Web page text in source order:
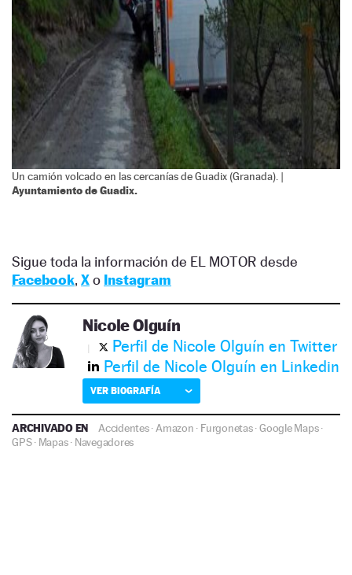
Un camión volcado en las cercanías de Guadix (Granada). |
Ayuntamiento de Guadix.
Sigue toda la información de EL MOTOR desde
Facebook, Xo Instagram
Nicole Olguín
Perfil de Nicole Olguín en Twitter
Perfil de Nicole Olguín en Linkedin
VER BIOGRAFÍA
ARCHIVADO EN Accidentes·Amazon · Furgonetas·Google Maps·
GPS· Mapas· Navegadores